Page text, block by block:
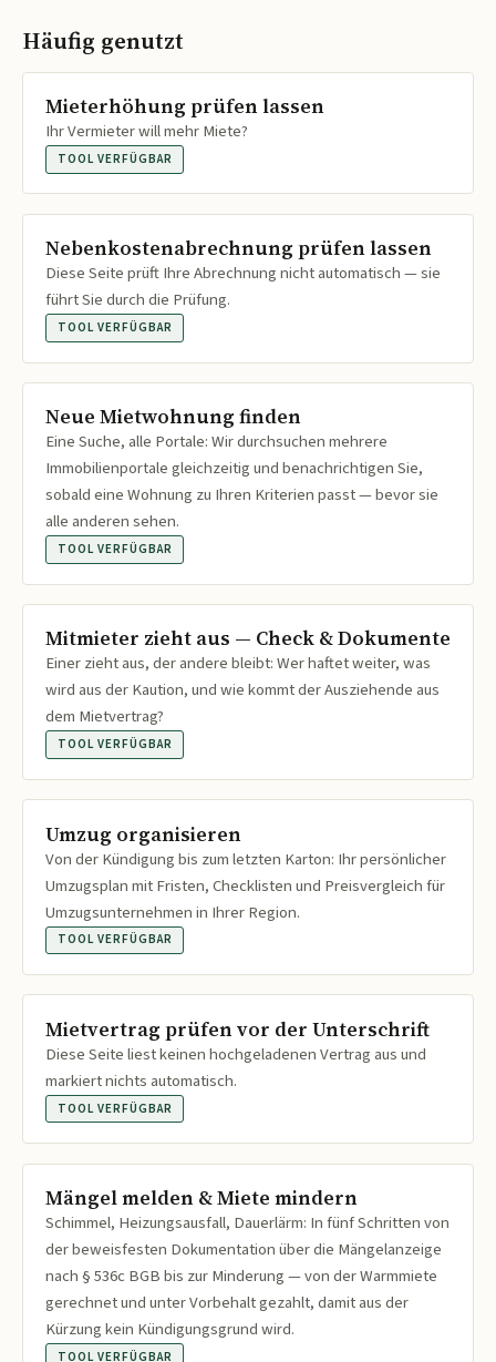
Häufig genutzt
Mieterhöhung prüfen lassen
Ihr Vermieter will mehr Miete?
TOOL VERFÜGBAR
Nebenkostenabrechnung prüfen lassen
Diese Seite prüft Ihre Abrechnung nicht automatisch — sie
führt Sie durch die Prüfung.
TOOL VERFÜGBAR
Neue Mietwohnung finden
Eine Suche, alle Portale: Wir durchsuchen mehrere
Immobilienportale gleichzeitig und benachrichtigen Sie,
sobald eine Wohnung zu Ihren Kriterien passt — bevor sie
alle anderen sehen.
TOOL VERFÜGBAR
Mitmieter zieht aus — Check & Dokumente
Einer zieht aus, der andere bleibt: Wer haftet weiter, was
wird aus der Kaution, und wie kommt der Ausziehende aus
dem Mietvertrag?
TOOL VERFÜGBAR
Umzug organisieren
Von der Kündigung bis zum letzten Karton: Ihr persönlicher
Umzugsplan mit Fristen, Checklisten und Preisvergleich für
Umzugsunternehmen in Ihrer Region.
TOOL VERFÜGBAR
Mietvertrag prüfen vor der Unterschrift
Diese Seite liest keinen hochgeladenen Vertrag aus und
markiert nichts automatisch.
TOOL VERFÜGBAR
Mängel melden & Miete mindern
Schimmel, Heizungsausfall, Dauerlärm: In fünf Schritten von
der beweisfesten Dokumentation über die Mängelanzeige
nach § 536c BGB bis zur Minderung — von der Warmmiete
gerechnet und unter Vorbehalt gezahlt, damit aus der
Kürzung kein Kündigungsgrund wird.
TOOL VERFÜGBAR